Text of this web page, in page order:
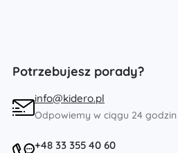
Potrzebujesz porady?
info@kidero.pl
Odpowiemy w ciągu 24 godzin
+48 33 355 40 60